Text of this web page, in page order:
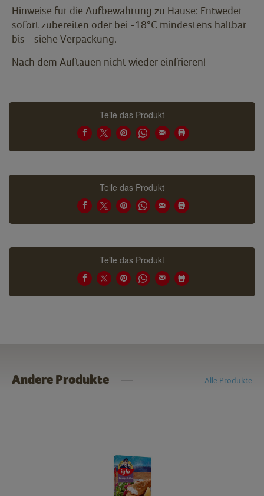
Hinweise für die Aufbewahrung zu Hause: Entweder
sofort zubereiten oder bei -18°C mindestens haltbar
bis - siehe Verpackung.
Nach dem Auftauen nicht wieder einfrieren!
Teile das Produkt
Teile das Produkt
Teile das Produkt
Andere Produkte Alle Produkte